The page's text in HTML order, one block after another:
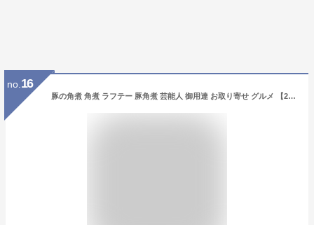
no. 16
豚の角煮 角煮 ラフテー 豚角煮 芸能人 御用達 お取り寄せ グルメ 【200g×2袋/4〜5人前】